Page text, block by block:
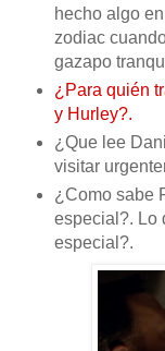
hecho algo
zodiac
gazapo
¿Para quién
y Hurley?.
¿Que lee
visitar
¿Como sabe
especial?. Lo
especial?.